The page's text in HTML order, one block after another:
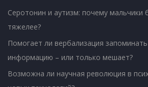
Серотонин и аутизм: почему
тяжелее?
Помогает ли вербализация
информацию – или только мешает?
Возможна ли научная революция в